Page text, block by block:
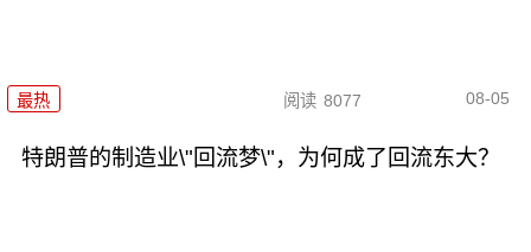
最热 阅读 8077 08-05
特朗普的制造业\"回流梦\"，为何成了回流东大？